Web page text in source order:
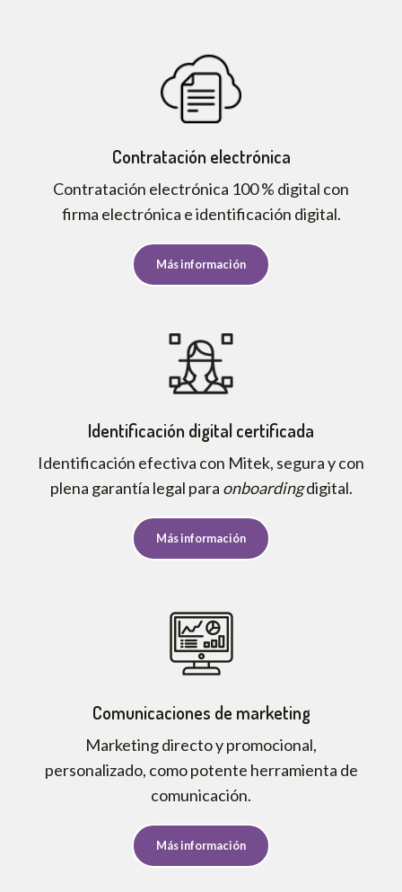
Contratación electrónica
Contratación electrónica 100 % digital con
firma electrónica e identificación digital.
Más información
Identificación digital certificada
Identificación efectiva con Mitek, segura y con
plena garantía legal para onboardingdigital.
Más información
Comunicaciones de marketing
Marketing directo y promocional,
personalizado, como potente herramienta de
comunicación.
Más información